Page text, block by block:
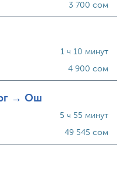
3 700 сом
1 ч 10 минут
4 900 сом
→ Ош
5 ч 55 минут
49 545 сом